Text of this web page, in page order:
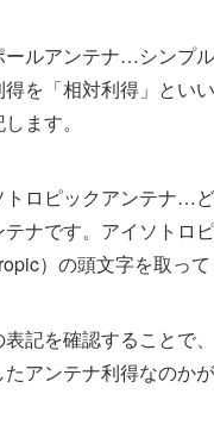
ールアンテナ…シンプ
得を「相対利得」とい
ます。
トロピックアンテナ…
テナです。アイソトロ
）の頭文字を取っ
表記を確認することで
アンテナ利得なのか